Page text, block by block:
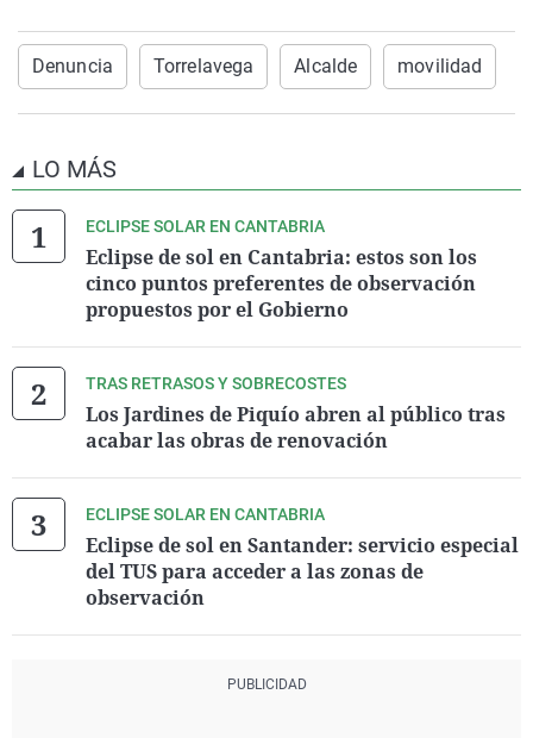
Denuncia Torrelavega Alcalde movilidad
LO MÁS
ECLIPSE SOLAR EN CANTABRIA
Eclipse de sol en Cantabria: estos son los
cinco puntos preferentes de observación
propuestos por el Gobierno
TRAS RETRASOS Y SOBRECOSTES
Los Jardines de Piquío abren al público tras
acabar las obras de renovación
ECLIPSE SOLAR EN CANTABRIA
Eclipse de sol en Santander: servicio especial
del TUS para acceder a las zonas de
observación